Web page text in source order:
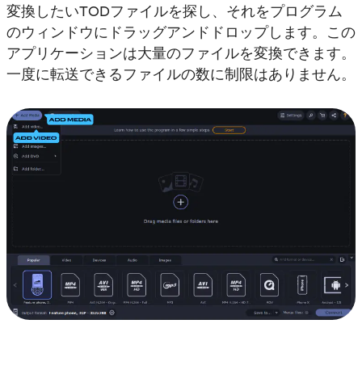
変換したいTODファイルを探し、それをプログラム
のウィンドウにドラッグアンドドロップします。この
アプリケーションは大量のファイルを変換できます。
一度に転送できるファイルの数に制限はありません。